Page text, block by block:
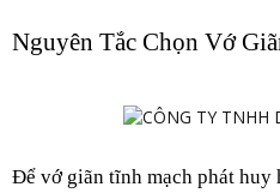
Nguyên Tắc Chọn Vớ
Để vớ giãn tĩnh mạch phát huy